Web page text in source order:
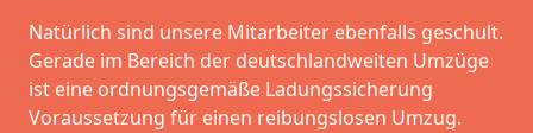
Natürlich sind unsere Mitarbeiter ebenfalls geschult.
Gerade im Bereich der deutschlandweiten Umzüge
ist eine ordnungsgemäße Ladungssicherung
Voraussetzung für einen reibungslosen Umzug.